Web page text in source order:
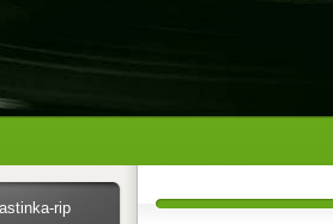
rip